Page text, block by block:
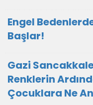
Engel
Başlar!
Gazi
Renklerin
Çocuklara Ne